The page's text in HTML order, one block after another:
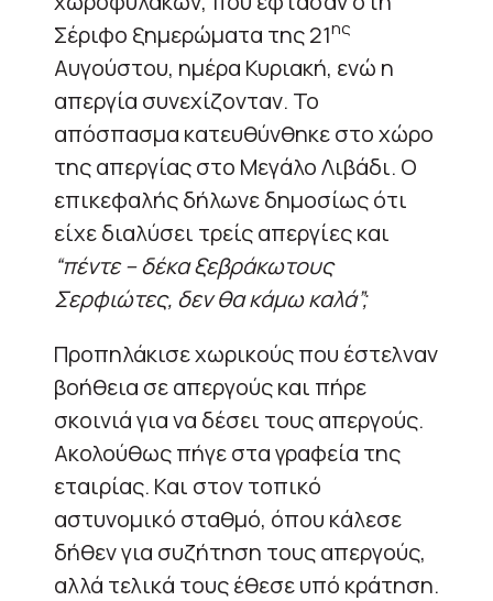
Σέριφο ξημερώματα της 21ης
Αυγούστου, ημέρα Κυριακή, ενώ η
απεργία συνεχίζονταν. Το
απόσπασμα κατευθύνθηκε στο χώρο
της απεργίας στο Μεγάλο Λιβάδι. Ο
επικεφαλής δήλωνε δημοσίως ότι
είχε διαλύσει τρείς απεργίες και
“πέντε – δέκα ξεβράκωτους
Σερφιώτες, δεν θα κάμω καλά”;
Προπηλάκισε χωρικούς που έστελναν
βοήθεια σε απεργούς και πήρε
σκοινιά για να δέσει τους απεργούς.
Ακολούθως πήγε στα γραφεία της
εταιρίας. Και στον τοπικό
αστυνομικό σταθμό, όπου κάλεσε
δήθεν για συζήτηση τους απεργούς,
αλλά τελικά τους έθεσε υπό κράτηση.